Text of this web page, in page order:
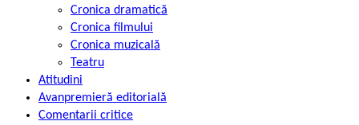
Cronica dramatică
Cronica filmului
Cronica muzicală
Teatru
Atitudini
Avanpremieră editorială
Comentarii critice